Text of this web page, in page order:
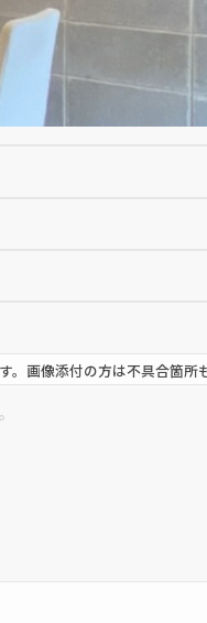
画像添付の方は不具合箇所